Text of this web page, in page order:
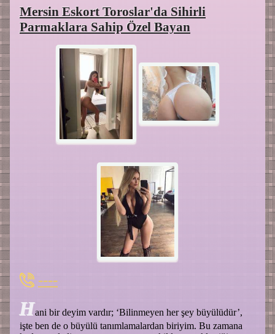
Mersin Eskort Toroslar'da Sihirli
Parmaklara Sahip Özel Bayan
----
Hani bir deyim vardır; ‘Bilinmeyen her şey büyülüdür’,
işte ben de o büyülü tanımlamalardan biriyim. Bu zamana